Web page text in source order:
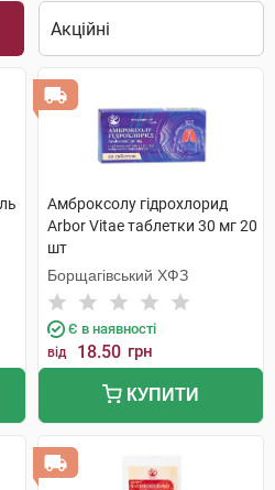
Амброксолу гідрохлорид
Arbor Vitae таблетки 30 мг 20
шт
Борщагівський ХФЗ
Є в наявності
від 18.50 грн
КУПИТИ